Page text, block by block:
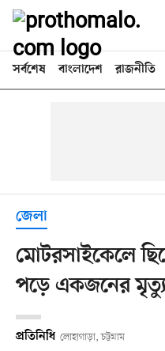
সর্বশেষ বাংলাদেশ রাজনীতি
জেলা
মোটরসাইকেলে
পড়ে একজনের
প্রতিনিধি লোহাগাড়া, চট্টগ্রাম